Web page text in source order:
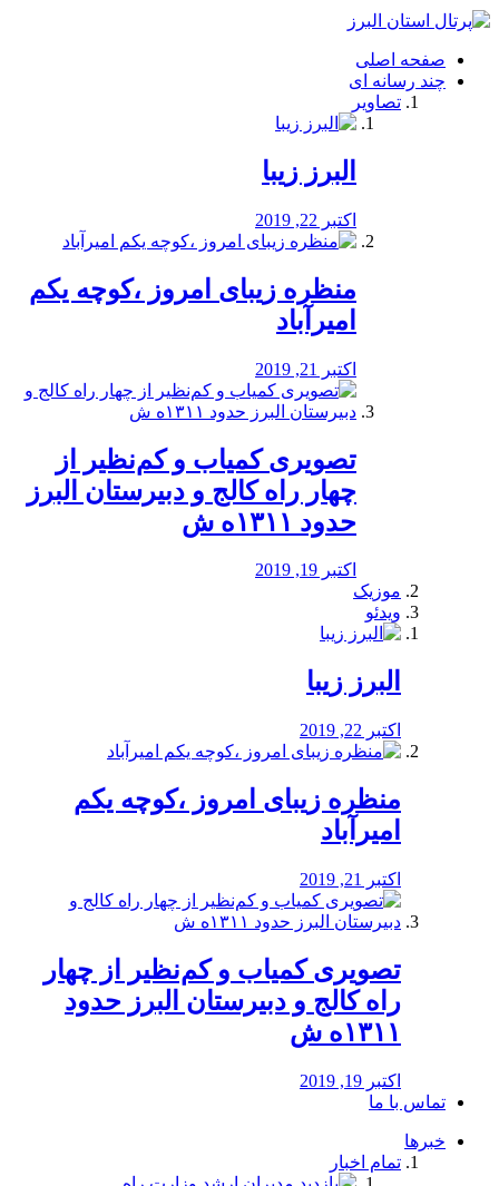
فصد
شرق
تهران
خشکشویی
صفحه اصلی
چند رسانه ای
تصاویر
البرز زیبا
اکتبر 22, 2019
منظره‌‌ زیبای امروز ،کوچه یکم
امیرآباد
اکتبر 21, 2019
️تصویری کمیاب و کم‌نظیر از
چهار راه كالج و دبيرستان البرز
حدود ۱۳۱۱ه ش
اکتبر 19, 2019
موزیک
ویدئو
البرز زیبا
اکتبر 22, 2019
منظره‌‌ زیبای امروز ،کوچه یکم
امیرآباد
اکتبر 21, 2019
️تصویری کمیاب و کم‌نظیر از چهار
راه كالج و دبيرستان البرز حدود
۱۳۱۱ه ش
اکتبر 19, 2019
تماس با ما
خبرها
تمام اخبار